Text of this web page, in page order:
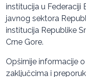
institucija u Federaciji
javnog sektora
institucija Republike
Crne Gore.
Opširnije informacije
zaključcima i